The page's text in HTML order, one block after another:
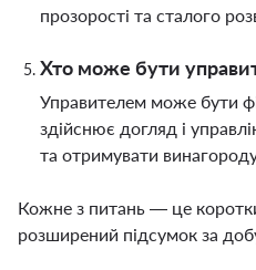
прозорості та сталого
Хто може бути
Управителем може бути
здійснює догляд і
та отримувати
Кожне з питань — це
розширений підсумок за